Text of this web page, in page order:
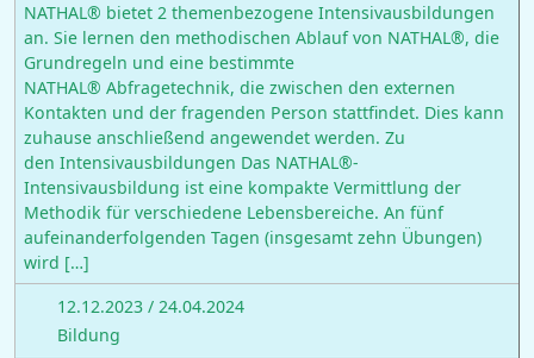
NATHAL® bietet 2 themenbezogene Intensivausbildungen
an. Sie lernen den methodischen Ablauf von NATHAL®, die
Grundregeln und eine bestimmte
NATHAL® Abfragetechnik, die zwischen den externen
Kontakten und der fragenden Person stattfindet. Dies kann
zuhause anschließend angewendet werden. Zu
den Intensivausbildungen Das NATHAL®-
Intensivausbildung ist eine kompakte Vermittlung der
Methodik für verschiedene Lebensbereiche. An fünf
aufeinanderfolgenden Tagen (insgesamt zehn Übungen)
wird […]
12.12.2023 /24.04.2024
Bildung